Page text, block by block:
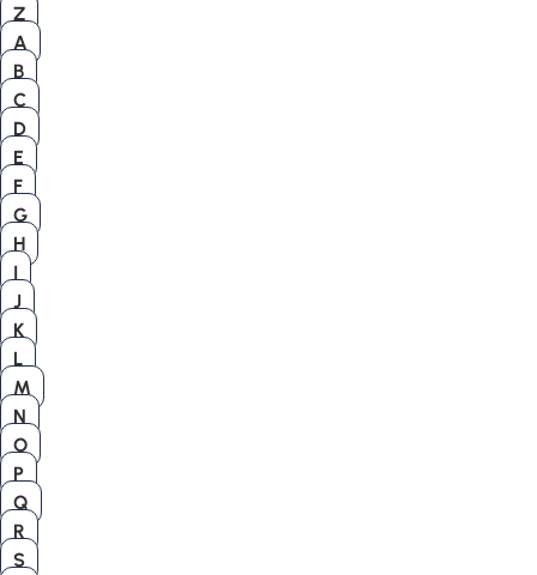
Z
A
B
C
D
E
F
G
H
I
J
K
L
M
N
O
P
Q
R
S